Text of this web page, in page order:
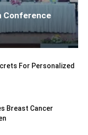
Conference
For Personalized
Breast Cancer